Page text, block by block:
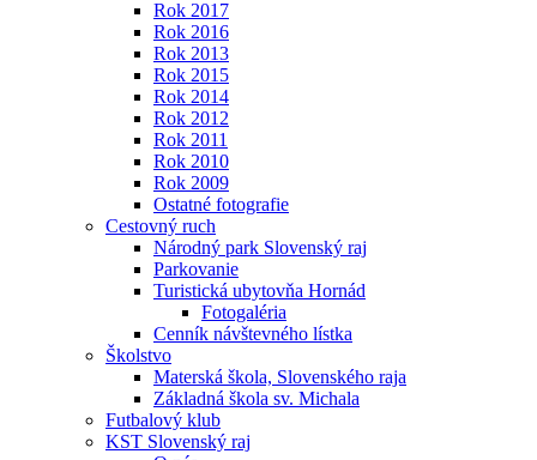
Rok 2017
Rok 2016
Rok 2013
Rok 2015
Rok 2014
Rok 2012
Rok 2011
Rok 2010
Rok 2009
Ostatné fotografie
Cestovný ruch
Národný park Slovenský raj
Parkovanie
Turistická ubytovňa Hornád
Fotogaléria
Cenník návštevného lístka
Školstvo
Materská škola, Slovenského raja
Základná škola sv. Michala
Futbalový klub
KST Slovenský raj